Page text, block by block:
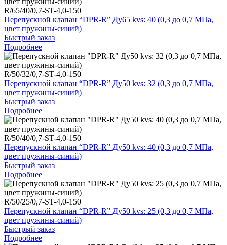
R/65/40/0,7-ST-4,0-150
Перепускной клапан “DPR-R” Ду65 kvs: 40 (0,3 до 0,7 МПа,
цвет пружины-синий)
Быстрый заказ
Подробнее
R/50/32/0,7-ST-4,0-150
Перепускной клапан “DPR-R” Ду50 kvs: 32 (0,3 до 0,7 МПа,
цвет пружины-синий)
Быстрый заказ
Подробнее
R/50/40/0,7-ST-4,0-150
Перепускной клапан “DPR-R” Ду50 kvs: 40 (0,3 до 0,7 МПа,
цвет пружины-синий)
Быстрый заказ
Подробнее
R/50/25/0,7-ST-4,0-150
Перепускной клапан “DPR-R” Ду50 kvs: 25 (0,3 до 0,7 МПа,
цвет пружины-синий)
Быстрый заказ
Подробнее